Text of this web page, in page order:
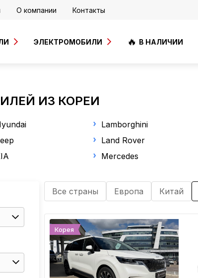
О компании Контакты
ЭЛЕКТРОМОБИЛИ В НАЛИЧИИ
ИЗ КОРЕИ
Lamborghini
Land Rover
Mercedes
Все страны Европа Китай
Корея